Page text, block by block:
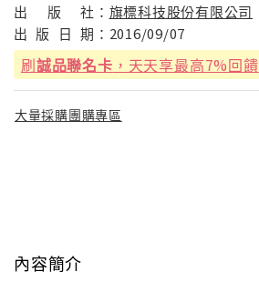
出
版 社： 旗標科技股份有限公司
出 版 日 期： 2016/09/07
刷誠品聯名卡 ，天天享最高7%回饋
大量採購團購專區
內容簡介